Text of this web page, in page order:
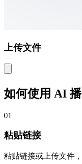
上传文件
如何使用 AI
01
粘贴链接
粘贴链接或上传文件